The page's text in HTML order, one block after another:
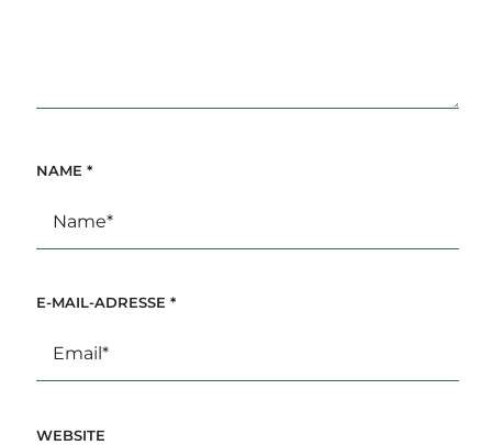
NAME *
E-MAIL-ADRESSE *
WEBSITE